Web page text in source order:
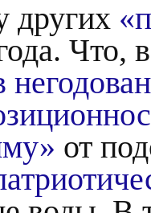
других
Что,
от